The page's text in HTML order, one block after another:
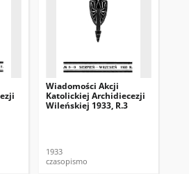
Wiadomości Akcji
Katolickiej Archidiecezji
Wileńskiej 1933, R.3
1933
czasopismo